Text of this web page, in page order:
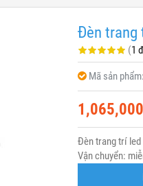
Đèn trang
(1
Mã sản phẩm:
Đèn trang trí led
Vận chuyển: